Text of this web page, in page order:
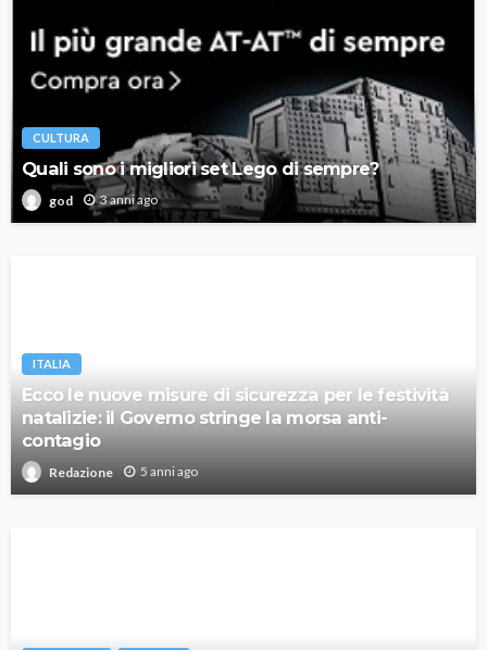
CULTURA
Quali sono i migliori set Lego di sempre?
god 3 anni ago
ITALIA
Ecco le nuove misure di sicurezza per le festività
natalizie: il Governo stringe la morsa anti-
contagio
Redazione 5 anni ago